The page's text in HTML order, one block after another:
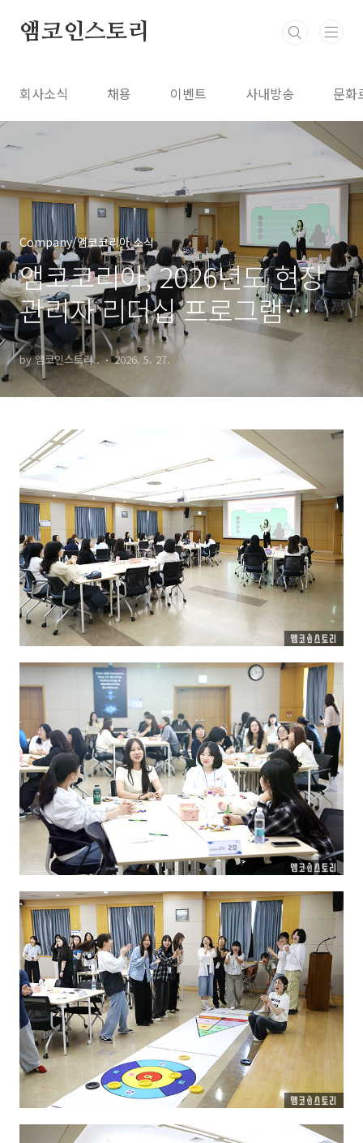
앰코인스토리
회사소식 채용 이벤트 사내방송 문화
Company/앰코코리아 소식
앰코코리아, 2026년도 현장
관리자 리더십 프로그램
(LDP) 실시
by 앰코인스토리.. 2026. 5. 27.